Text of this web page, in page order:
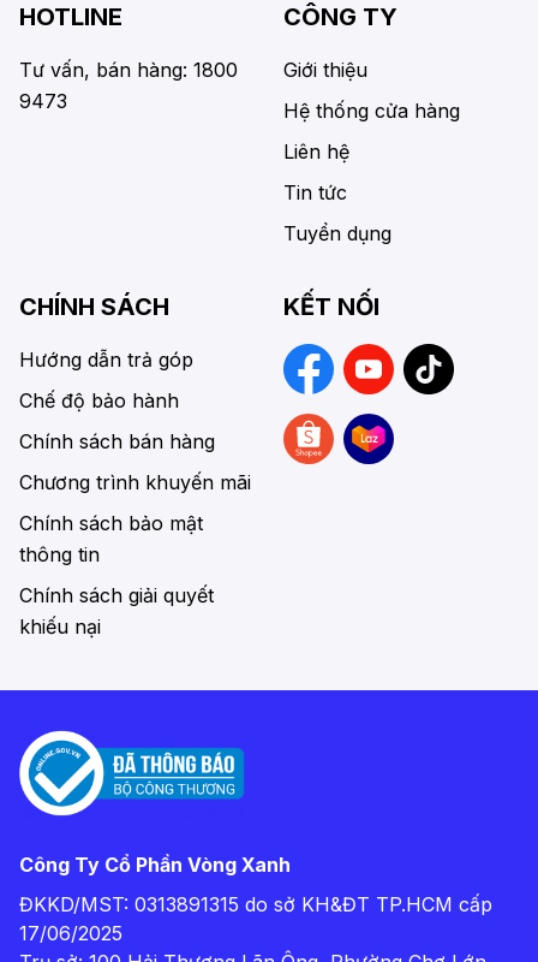
HOTLINE
Tư vấn, bán hàng: 1800
9473
CÔNG TY
Giới thiệu
Hệ thống cửa hàng
Liên hệ
Tin tức
Tuyển dụng
CHÍNH SÁCH
Hướng dẫn trả góp
Chế độ bảo hành
Chính sách bán hàng
Chương trình khuyến mãi
Chính sách bảo mật
thông tin
Chính sách giải quyết
khiếu nại
KẾT NỐI
Công Ty Cổ Phần Vòng Xanh
ĐKKD/MST: 0313891315 do sở KH&ĐT TP.HCM cấp
17/06/2025